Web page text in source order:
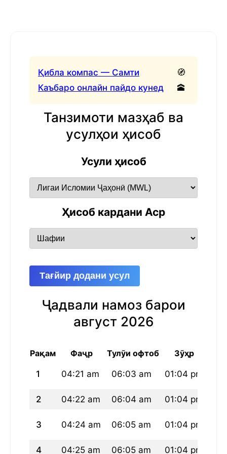
Қибла компас — Самти
Каъбаро онлайн пайдо кунед
🧭
🕋
Танзимоти мазҳаб ва
усулҳои ҳисоб
Усули ҳисоб
Ҳисоб кардани Аср
Тағйир додани усул
Ҷадвали намоз барои
август 2026
Рақам Фаҷр Тулӯи офтоб Зӯҳр
1 04:21 am 06:03 am 01:04 pm
2 04:22 am 06:04 am 01:04 pm
3 04:24 am 06:05 am 01:04 pm
4 04:25 am 06:05 am 01:04 pm